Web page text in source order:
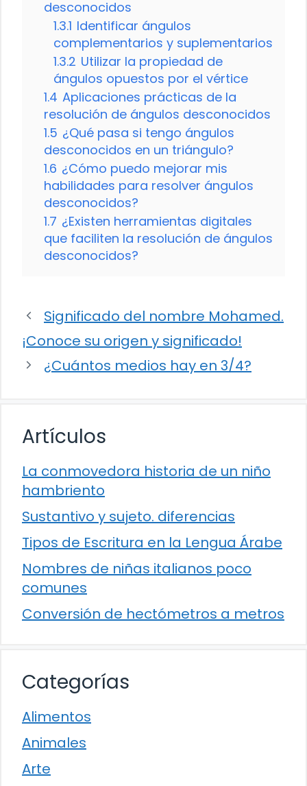
desconocidos
1.3.1 Identificar ángulos
complementarios y suplementarios
1.3.2 Utilizar la propiedad de
ángulos opuestos por el vértice
1.4 Aplicaciones prácticas de la
resolución de ángulos desconocidos
1.5 ¿Qué pasa si tengo ángulos
desconocidos en un triángulo?
1.6 ¿Cómo puedo mejorar mis
habilidades para resolver ángulos
desconocidos?
1.7 ¿Existen herramientas digitales
que faciliten la resolución de ángulos
desconocidos?
Significado del nombre Mohamed.
¡Conoce su origen y significado!
¿Cuántos medios hay en 3/4?
Artículos
La conmovedora historia de un niño
hambriento
Sustantivo y sujeto. diferencias
Tipos de Escritura en la Lengua Árabe
Nombres de niñas italianos poco
comunes
Conversión de hectómetros a metros
Categorías
Alimentos
Animales
Arte